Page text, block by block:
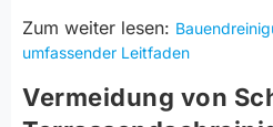
Zum weiter lesen:
umfassender Leitfaden
Vermeidung von